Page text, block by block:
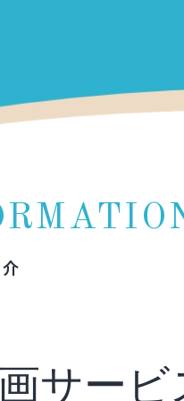
サービ